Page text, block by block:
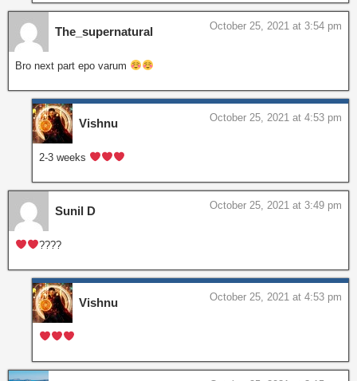
The_supernatural October 25, 2021 at 3:54 pm
Bro next part epo varum
Vishnu October 25, 2021 at 4:53 pm
2-3 weeks
Sunil D October 25, 2021 at 3:49 pm
????
Vishnu October 25, 2021 at 4:53 pm